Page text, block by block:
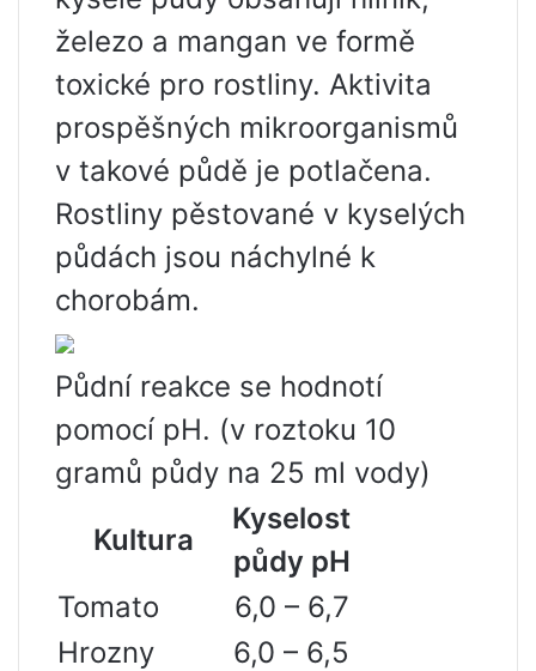
železo a mangan ve formě
toxické pro rostliny. Aktivita
prospěšných mikroorganismů
v takové půdě je potlačena.
Rostliny pěstované v kyselých
půdách jsou náchylné k
chorobám.
Půdní reakce se hodnotí
pomocí pH. (v roztoku 10
gramů půdy na 25 ml vody)
Kultura
Kyselost
půdy pH
Tomato
6,0 – 6,7
Hrozny
6,0 – 6,5